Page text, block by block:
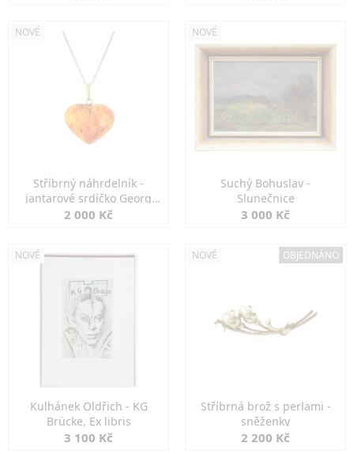
NOVÉ
Stříbrný náhrdelník -
jantarové srdíčko Georg
Kramer
2 000 Kč
NOVÉ
Suchý Bohuslav -
Slunečnice
3 000 Kč
NOVÉ
Kulhánek Oldřich - KG
Brücke, Ex libris
3 100 Kč
NOVÉ OBJEDNÁNO
Stříbrná brož s perlami -
sněženky
2 200 Kč